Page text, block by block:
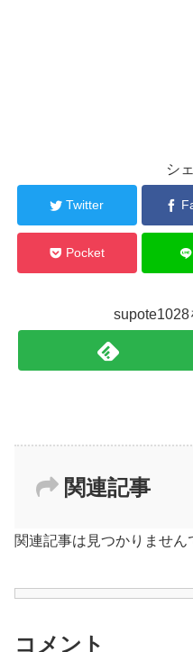
シ
Twitter
Pocket
supote1028
関連記事
関連記事は見つかりません
コメント